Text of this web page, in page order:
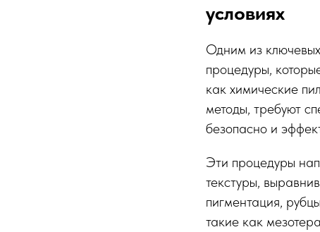
условиях
Одним из
процедуры,
как химические
методы, требуют
безопасно и
Эти процедуры
текстуры,
пигментация,
такие как